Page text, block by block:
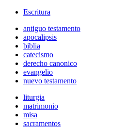
Escritura
antiguo testamento
apocalipsis
biblia
catecismo
derecho canonico
evangelio
nuevo testamento
liturgia
matrimonio
misa
sacramentos